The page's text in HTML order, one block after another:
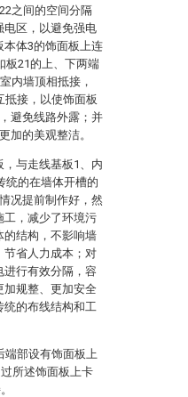
之间的空间分隔
电区，以避免强电
本体3的饰面板上连
板21的上、下两端
内墙顶相抵接，
抵接，以使饰面板
避免线路外露；并
加的美观整洁。
与走线基板1、内
统的在墙体开槽的
况提前制作好，然
工，减少了环境污
的结构，不影响墙
节省人力成本；对
行有效分隔，容
加规整、更加安全
统的布线结构和工
端部设有饰面板上
所述饰面板上卡